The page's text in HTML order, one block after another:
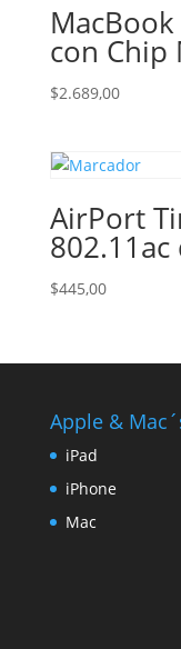
con Chip
$2.689,00
AirPort
802.11ac
$445,00
Apple &
iPad
iPhone
Mac